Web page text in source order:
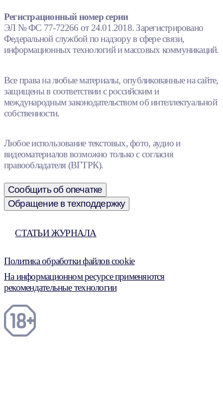
Регистрационный номер серии
ЭЛ № ФС 77-72266 от 24.01.2018. Зарегистрировано
Федеральной службой по надзору в сфере связи,
информационных технологий и массовых коммуникаций.
Все права на любые материалы, опубликованные на сайте,
защищены в соответствии с российским и
международным законодательством об интеллектуальной
собственности.
Любое использование текстовых, фото, аудио и
видеоматериалов возможно только с согласия
правообладателя (ВГТРК).
Сообщить об опечатке
Обращение в техподдержку
СТАТЬИ ЖУРНАЛА
Политика обработки файлов cookie
На информационном ресурсе применяются
рекомендательные технологии